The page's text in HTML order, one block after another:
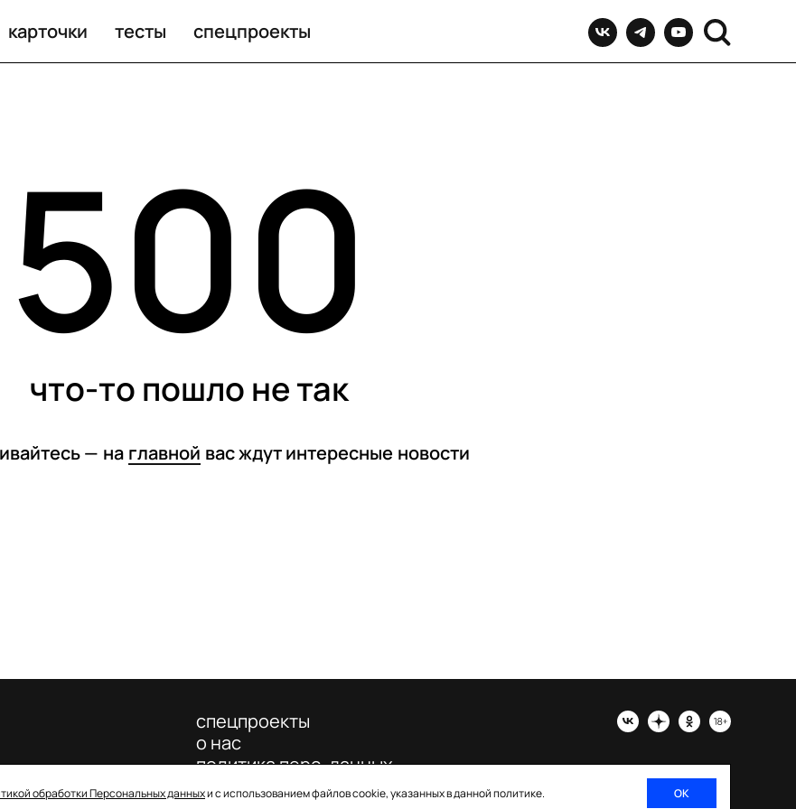
карточки тесты спецпроекты
500
что-то пошло не так
— на главной вас ждут интересные новости
обработки Персональных данныхи с использованием файлов cookie, указанных в данной политике. ОК
спецпроекты
о нас
политика перс. данных